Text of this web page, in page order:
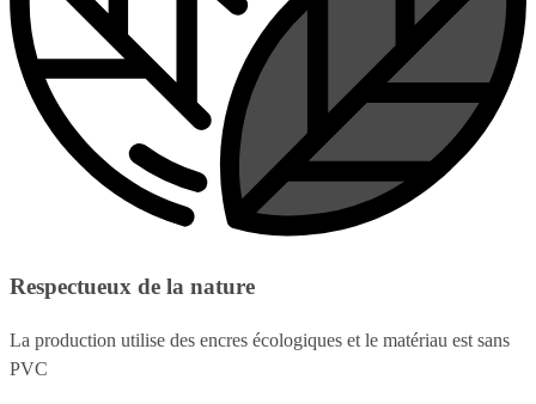
Respectueux de la nature
La production utilise des encres écologiques et le matériau est sans
PVC